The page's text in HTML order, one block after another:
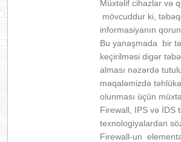
Müxtəlif cihazlar və
mövcuddur ki,
informasiyanın
Bu yanaşmada bir
keçirilməsi digər
alması nəzərdə
məqaləmizdə
olunması üçün
Firewall, IPS və İDS
texnologiyalardan
Firewall-un